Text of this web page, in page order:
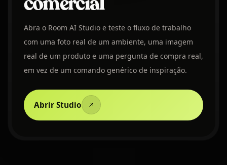
Abra o Room AI Studio e teste o fluxo de trabalho
com uma foto real de um ambiente, uma imagem
real de um produto e uma pergunta de compra real,
em vez de um comando genérico de inspiração.
Abrir Studio